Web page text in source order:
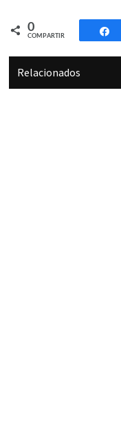
0
COMPARTIR
Relacionados